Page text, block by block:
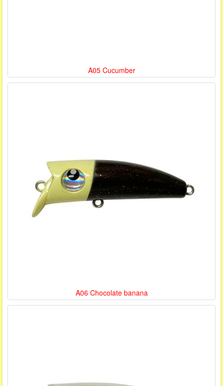
A05 Cucumber
A06 Chocolate banana